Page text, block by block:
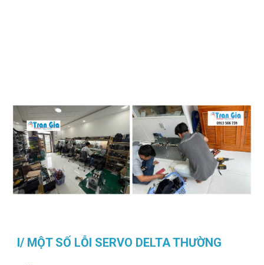
I/ MỘT SỐ LỖI SERVO DELTA THƯỜNG